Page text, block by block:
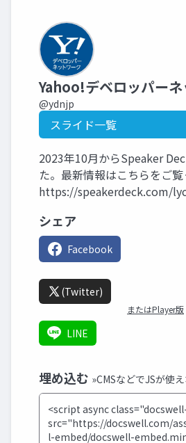
Yahoo!デベロッパーネ
@ydnjp
スライド一覧
2023年10月からSpeaker
た。最新情報はこちらをご覧
https://speakerdeck.com/
シェア
Facebook
(Twitter)
またはPlayer版
LINE
埋め込む »CMSなどでJSが使